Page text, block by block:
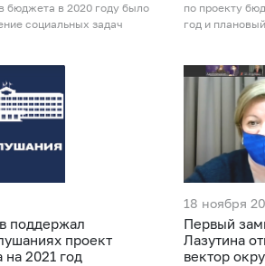
бюджета в 2020 году было
социальных задач
по проекту
год и
поддержал
проект
2021 год
18 ноября
Первый
Лазутина
вектор